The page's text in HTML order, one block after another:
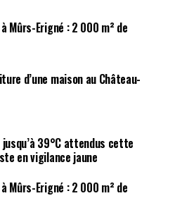
Mûrs-Erigné : 2 000 m² de
d’une maison au Château-
39°C attendus cette
en vigilance jaune
Mûrs-Erigné : 2 000 m² de